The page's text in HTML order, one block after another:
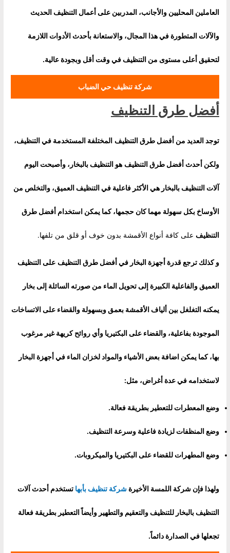
العاملين المحليين والأجانب، المدربين على أعمال التنظيف الحديث
والآلات المتطورة في هذا المجال، والاستعانة بأحدث الأدوات اللازمة
لتحقيق أعلى مستوى من التنظيف في وقت أقل وبجودة عالية.
شركة تنظيف حي الضباب
أفضل طرق التنظيف
توجد العديد من أفضل طرق التنظيف المختلفة المستخدمة في التنظيف،
ولكن أحدث أفضل طرق التنظيف هو التنظيف بالبخار، وأصبحت اليوم
آلات التنظيف بالبخار هي الأكثر فاعلية في التنظيف العميق، والتخلص من
الأوساخ بكل سهولة مهما كان حجمها، كما يمكن استخدام أفضل طرق
التنظيف على كافة أنواع الأقمشة بدون خوف أو قلق من تلفها.
و كذلك ترجع قدرة أجهزة البخار في أفضل طرق التنظيف على التنظيف
العميق والفاعلية الكبيرة إلى تحويل الماء من صورته السائلة إلى بخار
يمكنه التغلغل بين ألياف الأقمشة بعمق وبسهولة والقضاء على الاتساخات
الموجودة بفاعلية، والقضاء على البكتيريا وأي روائح كريهة غير مرغوب
بها، كما يمكن اضافة بعض الأشياء والمواد لخزان الماء في أجهزة البخار
لاستخدامه في عدة أغراض، مثل:
وضع المعطرات للتعطير بطريقة فعالة.
وضع المنظفات لزيادة فاعلية وسرعة التنظيف.
وضع المطهرات للقضاء على البكتيريا والميكروبات.
ولهذا فإن شركة اللمسة الأخيرةشركة تنظيف بأبها تستخدم أحدث آلات
التنظيف بالبخار للتنظيف والتعقيم والتطهير وأيضاً التعطير بطريقة فعالة
تجعلها في الصدارة دائماً.